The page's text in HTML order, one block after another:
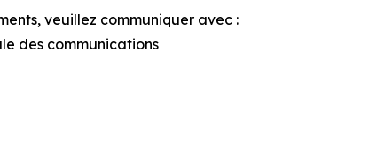
veuillez communiquer avec :
des communications